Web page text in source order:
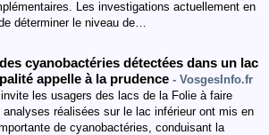
Les investigations actuellement en
déterminer le niveau de…
cyanobactéries détectées dans un lac
appelle à la prudence - VosgesInfo.fr
les usagers des lacs de la Folie à faire
réalisées sur le lac inférieur ont mis en
de cyanobactéries, conduisant la